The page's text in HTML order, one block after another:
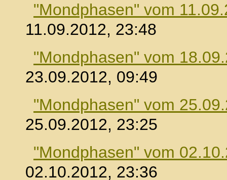
"Mondphasen" vom
11.09.2012, 23:48
"Mondphasen" vom
23.09.2012, 09:49
"Mondphasen" vom
25.09.2012, 23:25
"Mondphasen" vom
02.10.2012, 23:36